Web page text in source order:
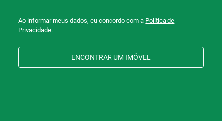
Ao informar meus dados, eu concordo com a Política de
Privacidade.
ENCONTRAR UM IMÓVEL